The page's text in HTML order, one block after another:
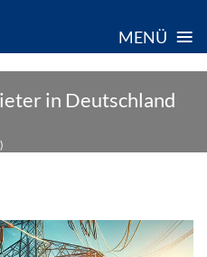
MENÜ ≡
in Deutschland